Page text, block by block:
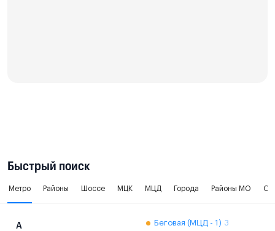
Быстрый поиск
Метро Районы Шоссе МЦК МЦД Города Районы МО
А Беговая (МЦД - 1) 3